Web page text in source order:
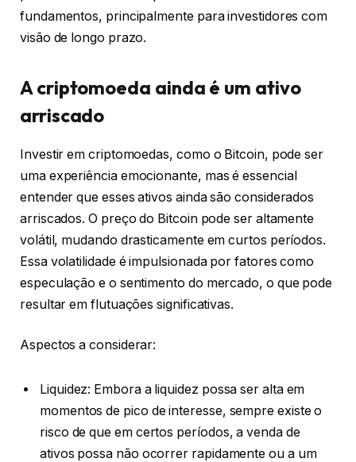
fundamentos, principalmente para investidores com
visão de longo prazo.
A criptomoeda ainda é um ativo
arriscado
Investir em criptomoedas, como o Bitcoin, pode ser
uma experiência emocionante, mas é essencial
entender que esses ativos ainda são considerados
arriscados. O preço do Bitcoin pode ser altamente
volátil, mudando drasticamente em curtos períodos.
Essa volatilidade é impulsionada por fatores como
especulação e o sentimento do mercado, o que pode
resultar em flutuações significativas.
Aspectos a considerar:
Liquidez: Embora a liquidez possa ser alta em
momentos de pico de interesse, sempre existe o
risco de que em certos períodos, a venda de
ativos possa não ocorrer rapidamente ou a um